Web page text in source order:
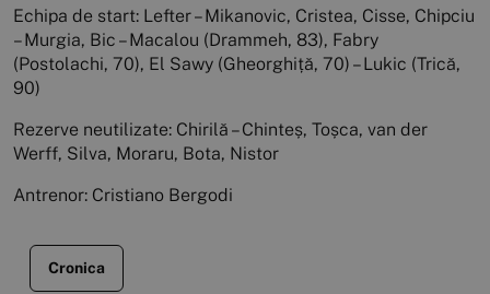
Echipa de start: Lefter – Mikanovic, Cristea, Cisse, Chipciu
– Murgia, Bic – Macalou (Drammeh, 83), Fabry
(Postolachi, 70), El Sawy (Gheorghiță, 70) – Lukic (Trică,
90)
Rezerve neutilizate: Chirilă – Chinteș, Toșca, van der
Werff, Silva, Moraru, Bota, Nistor
Antrenor: Cristiano Bergodi
Cronica